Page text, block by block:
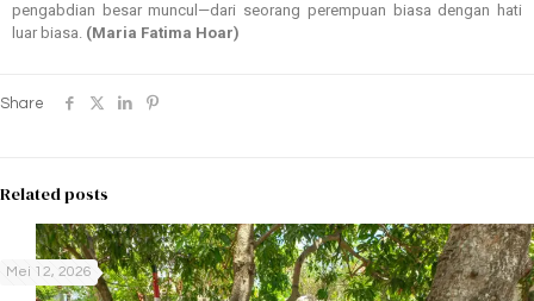
pengabdian besar muncul—dari seorang perempuan biasa dengan hati
luar biasa. (Maria Fatima Hoar)
Share
Related posts
Mei 12, 2026